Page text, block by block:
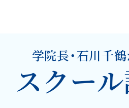
学院長・石川千
スクー